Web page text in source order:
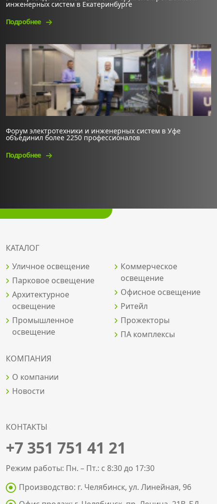
инженерных систем в Екатеринбурге
Подробнее
Форум электротехники и инженерных систем в Уфе
объединил более 2250 профессионалов
Подробнее
КАТАЛОГ
Уличное освещение
Парковое освещение
Архитектурное
освещение
Промышленное
освещение
Коммерческое
освещение
Офисное освещение
Ритейл
Прожекторы
ПА комплексы
КОМПАНИЯ
О компании
Новости
КОНТАКТЫ
+7 351 751 41 21
Режим работы: Пн. – Пт.: с 8:30 до 17:30
Производство: г. Челябинск, ул. Линейная, 96